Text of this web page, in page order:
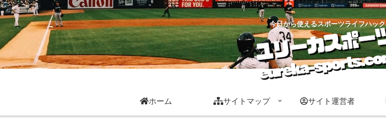
今日から使えるスポーツライフハック
ホーム サイトマップ サイト運営者